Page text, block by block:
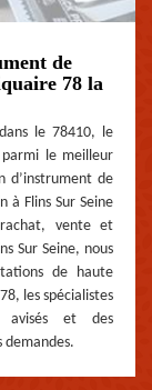
de
78 la
le 78410, le
parmi le meilleur
d’instrument de
à Flins Sur Seine
vente et
Sur Seine, nous
de haute
les spécialistes
avisés et des
demandes.